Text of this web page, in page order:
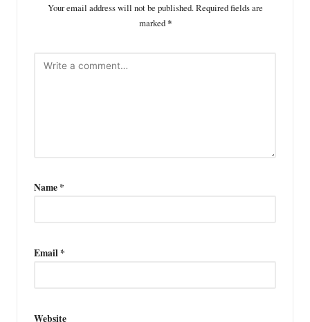
Your email address will not be published.Required fields are
marked*
Name*
Email*
Website